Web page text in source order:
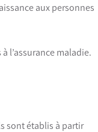
aux personnes
l’assurance maladie.
sont établis à partir